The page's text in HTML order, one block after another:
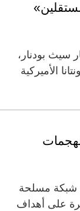
سيث بودنار،
الأميركية
شبكة مسلحة
على أهداف